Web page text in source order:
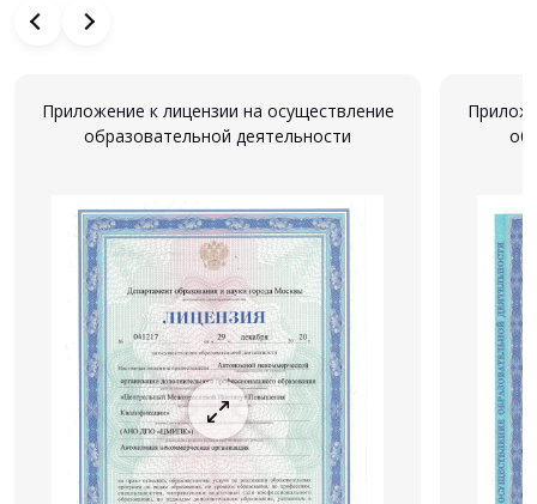
Приложение к лицензии на осуществление
образовательной деятельности